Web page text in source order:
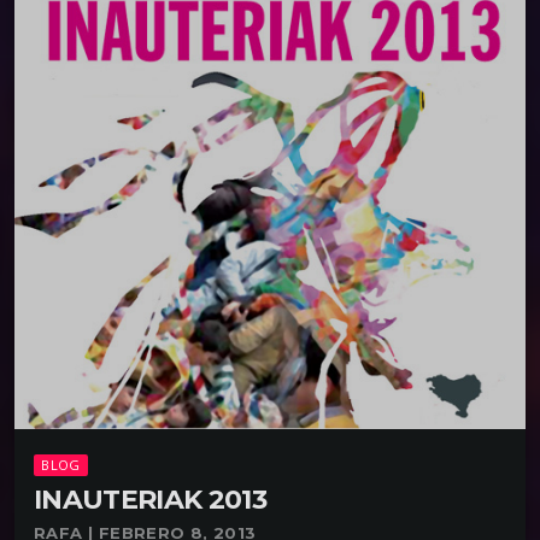
BLOG
INAUTERIAK 2013
RAFA | FEBRERO 8, 2013